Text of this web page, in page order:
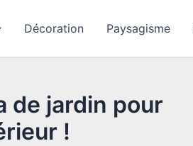
Décoration Paysagisme
de jardin pour
!